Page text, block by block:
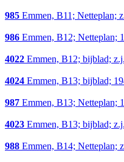
985 Emmen, B11; Netteplan;
986 Emmen, B12; Netteplan;
4022 Emmen, B12; bijblad; z.j.
4024 Emmen, B13; bijblad;
987 Emmen, B13; Netteplan;
4023 Emmen, B13; bijblad; z.j.
988 Emmen, B14; Netteplan;